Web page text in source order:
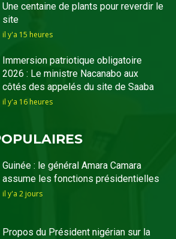
Une centaine de plants pour reverdir le
site
il y'a 15 heures
Immersion patriotique obligatoire
2026 : Le ministre Nacanabo aux
côtés des appelés du site de Saaba
il y'a 16 heures
Guinée : le général Amara Camara
assume les fonctions présidentielles
il y'a 2 jours
Propos du Président nigérian sur la